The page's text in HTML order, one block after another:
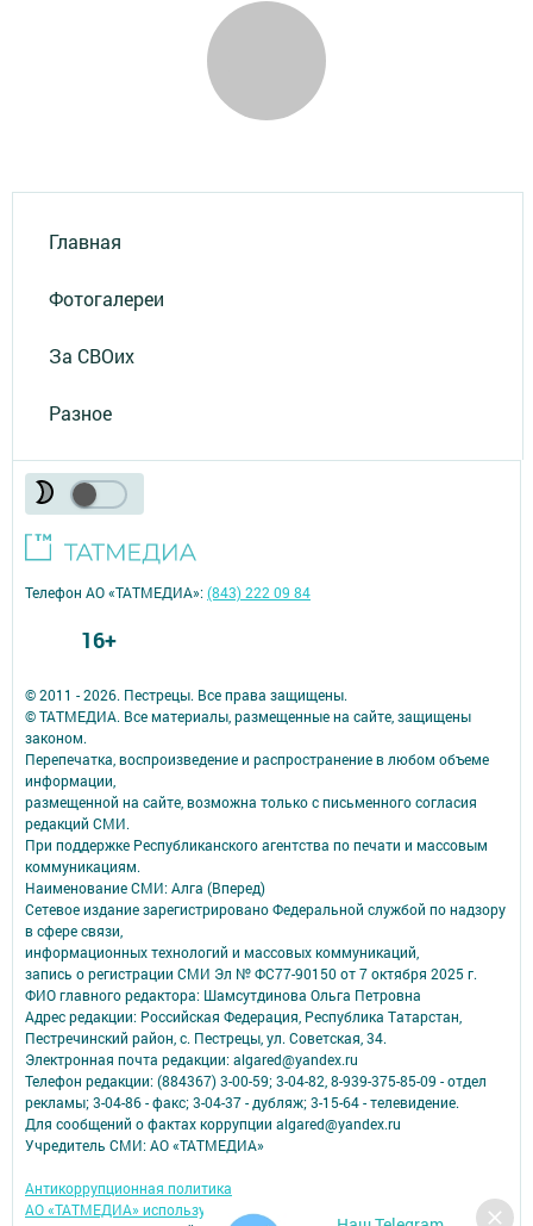
Главная
Фотогалереи
За СВОих
Разное
© 2011 - 2026. Пестрецы. Все права защищены.
© ТАТМЕДИА. Все материалы, размещенные на сайте, защищены
законом.
Перепечатка, воспроизведение и распространение в любом объеме
информации,
размещенной на сайте, возможна только с письменного согласия
редакций СМИ.
При поддержке Республиканского агентства по печати и массовым
коммуникациям.
Наименование СМИ: Алга (Вперед)
Сетевое издание зарегистрировано Федеральной службой по надзору
в сфере связи,
информационных технологий и массовых коммуникаций,
запись о регистрации СМИ Эл № ФС77-90150 от 7 октября 2025 г.
ФИО главного редактора: Шамсутдинова Ольга Петровна
Адрес редакции: Российская Федерация, Республика Татарстан,
Пестречинский район, с. Пестрецы, ул. Советская, 34.
Электронная почта редакции: algared@yandex.ru
Телефон редакции: (884367) 3-00-59; 3-04-82, 8-939-375-85-09 - отдел
рекламы; 3-04-86 - факс; 3-04-37 - дубляж; 3-15-64 - телевидение.
Для сообщений о фактах коррупции algared@yandex.ru
Учредитель СМИ: АО «ТАТМЕДИА»
Антикоррупционная политика
АО «ТАТМЕДИА» использует «cookie»
для персонализации сервисов и
Телефон АО «ТАТМЕДИА»:(843) 222 09 84
16+